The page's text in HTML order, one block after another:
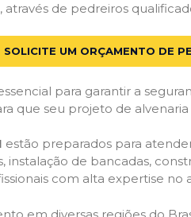
de pedreiros
SOLICITE UM ORÇAMENTO DE
para garantir a
que seu projeto de
estão preparados para
de bancadas,
com alta expertise no
em diversas regiões do